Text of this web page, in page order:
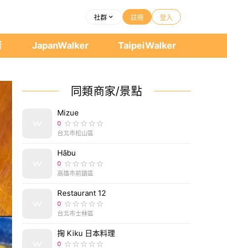
社群 註冊 登入
JapanWalker TaipeiWalker
同類商家/景點
Mizue
0
台北市松山區
Hābu
0
高雄市前鎮區
Restaurant 12
0
台北市士林區
掬 Kiku 日本料理
0